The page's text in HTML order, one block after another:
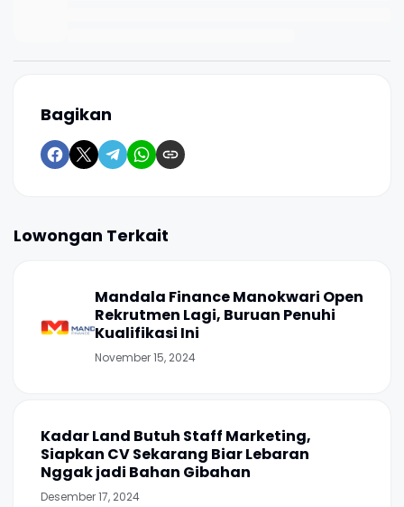
Bagikan
Lowongan Terkait
Mandala Finance Manokwari Open
Rekrutmen Lagi, Buruan Penuhi
Kualifikasi Ini
November 15, 2024
Kadar Land Butuh Staff Marketing,
Siapkan CV Sekarang Biar Lebaran
Nggak jadi Bahan Gibahan
Desember 17, 2024